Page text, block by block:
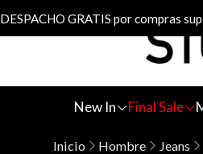
New In Final Sale
DESPACHO GRATIS por compras
Inicio Hombre Jeans